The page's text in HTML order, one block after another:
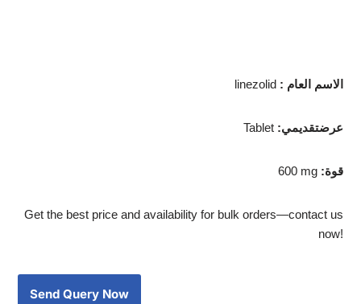
linezolid : الاسم العام
Tablet :عرضتقديمي
600 mg :قوة
Get the best price and availability for bulk orders—contact us
now!